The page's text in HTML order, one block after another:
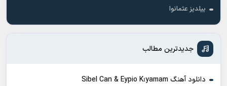
ییلدیز عثمانوا
جدیدترین مطالب
دانلود آهنگ Sibel Can & Eypio Kıyamam